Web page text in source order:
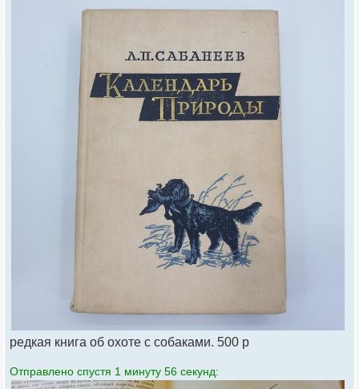
редкая книга об охоте с собаками. 500 р
Отправлено спустя 1 минуту 56 секунд: